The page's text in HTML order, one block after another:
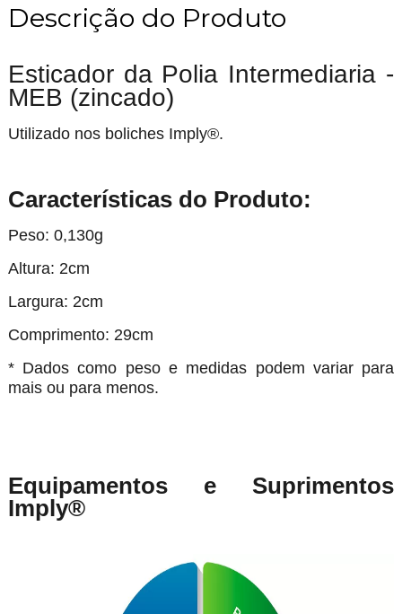
Descrição do Produto
Esticador da Polia Intermediaria -
MEB (zincado)
Utilizado nos boliches Imply®.
Características do Produto:
Peso: 0,130g
Altura: 2cm
Largura: 2cm
Comprimento: 29cm
* Dados como peso e medidas podem variar para
mais ou para menos.
Equipamentos e Suprimentos
Imply®